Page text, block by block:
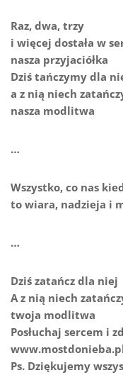
Raz, dwa, trzy
i więcej dostała w
nasza przyjaciółka
Dziś tańczymy dla
a z nią niech
nasza modlitwa
…
Wszystko, co nas
to wiara, nadzieja i
…
Dziś zatańcz dla niej
A z nią niech
twoja modlitwa
Posłuchaj sercem i
Ps. Dziękujemy